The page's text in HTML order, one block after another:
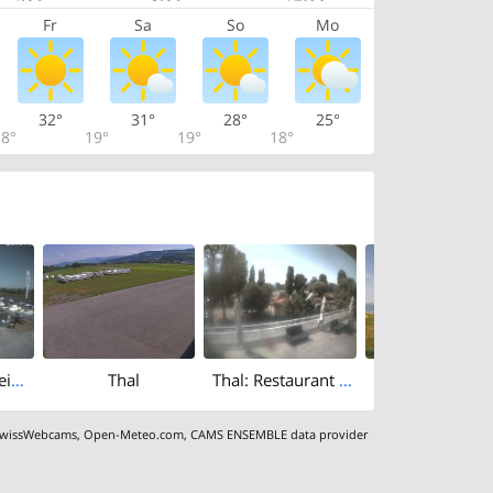
Fr Sa So Mo
32°
19°
31°
19°
28°
18°
25°
Altenrhein: Rheinspitz Thal Thal: Restaurant Rheinspitz - Marina Rheinhof
,Open-Meteo.com,CAMS ENSEMBLE data provider